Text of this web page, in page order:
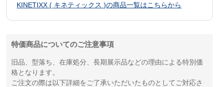
KINETIXX ( キネティックス )の商品一覧はこちらから
特価商品についてのご注意事項
旧品、型落ち、在庫処分、長期展示品などの理由による特別価
格となります。
ご注文の際は以下詳細をご了承いただいたものとしてご対応さ